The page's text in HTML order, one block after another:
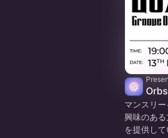
マンスリ
興味のあ
を提供して